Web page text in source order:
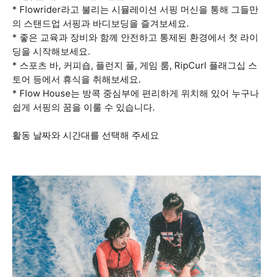
* Flowrider라고 불리는 시뮬레이션 서핑 머신을 통해 그들만
의 스탠드업 서핑과 바디보딩을 즐겨보세요.
* 좋은 교육과 장비와 함께 안전하고 통제된 환경에서 첫 라이
딩을 시작해보세요.
* 스포츠 바, 커피숍, 플런지 풀, 게임 룸, RipCurl 플래그십 스
토어 등에서 휴식을 취해보세요.
* Flow House는 방콕 중심부에 편리하게 위치해 있어 누구나
쉽게 서핑의 꿈을 이룰 수 있습니다.
활동 날짜와 시간대를 선택해 주세요